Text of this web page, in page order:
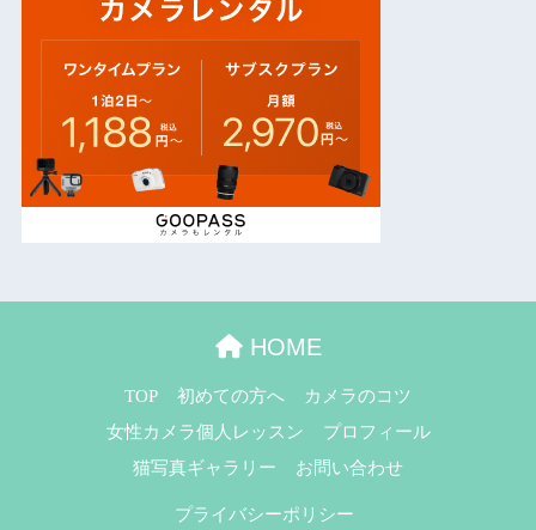
HOME
TOP 初めての方へ
カメラのコツ
女性カメラ個人レッスン
プロフィール
猫写真ギャラリー
お問い合わせ
プライバシーポリシー